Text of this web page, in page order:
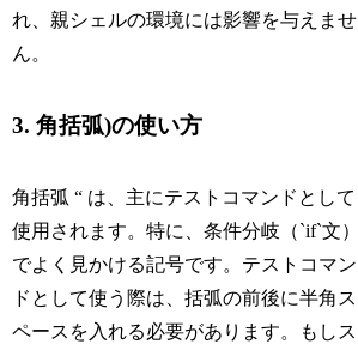
れ、親シェルの環境には影響を与えませ
ん。
3. 角括弧)の使い方
角括弧 “ は、主にテストコマンドとして
使用されます。特に、条件分岐（`if`文）
でよく見かける記号です。テストコマン
ドとして使う際は、括弧の前後に半角ス
ペースを入れる必要があります。もしス